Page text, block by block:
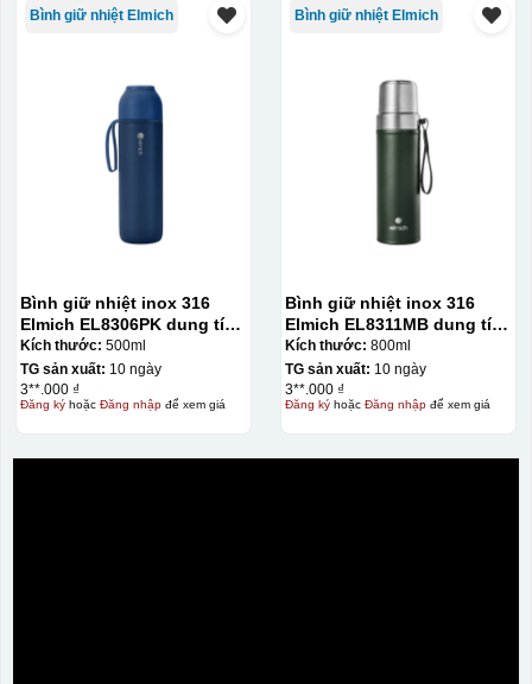
Bình giữ nhiệt Elmich
Bình giữ nhiệt inox 316
Elmich EL8306PK dung tích
500ml
Kích thước: 500ml
TG sản xuất: 10 ngày
3**.000 ₫
Đăng kýhoặc Đăng nhậpđể xem giá
Bình giữ nhiệt Elmich
Bình giữ nhiệt inox 316
Elmich EL8311MB dung tích
800ml
Kích thước: 800ml
TG sản xuất: 10 ngày
3**.000 ₫
Đăng kýhoặc Đăng nhậpđể xem giá